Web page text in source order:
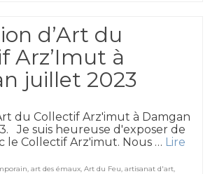
d’Art du
Arz’Imut à
juillet 2023
du Collectif Arz'imut à Damgan
Je suis heureuse d'exposer de
le Collectif Arz'imut. Nous … Lire
, art des émaux, Art du Feu, artisanat d'art,